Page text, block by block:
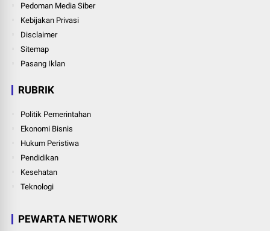
Pedoman Media Siber
Kebijakan Privasi
Disclaimer
Sitemap
Pasang Iklan
RUBRIK
Politik Pemerintahan
Ekonomi Bisnis
Hukum Peristiwa
Pendidikan
Kesehatan
Teknologi
PEWARTA NETWORK